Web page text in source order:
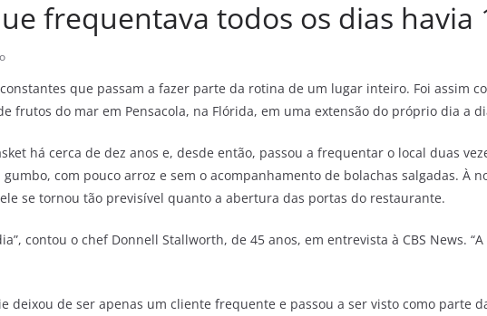
frequentava todos os dias havia
que passam a fazer parte da rotina de um lugar inteiro. Foi assim
frutos do mar em Pensacola, na Flórida, em uma extensão do próprio dia a
há cerca de dez anos e, desde então, passou a frequentar o local duas
com pouco arroz e sem o acompanhamento de bolachas salgadas. À
se tornou tão previsível quanto a abertura das portas do restaurante.
contou o chef Donnell Stallworth, de 45 anos, em entrevista à CBS News.
deixou de ser apenas um cliente frequente e passou a ser visto como parte